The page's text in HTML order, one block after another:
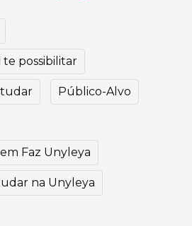
te possibilitar
Público-Alvo
Faz Unyleya
na Unyleya